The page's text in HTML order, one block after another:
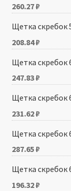
260.27₽
Щетка скребок
208.84₽
Щетка скребок
247.83₽
Щетка скребок
231.62₽
Щетка скребок
287.65₽
Щетка скребок
196.32₽